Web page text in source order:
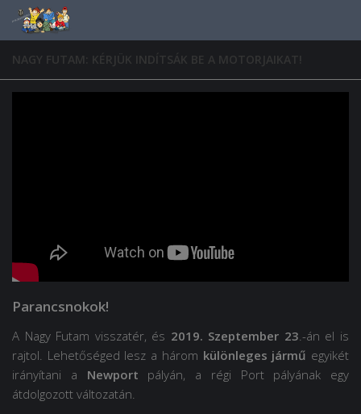
Skip to content
NAGY FUTAM: KÉRJÜK INDÍTSÁK BE A MOTORJAIKAT!
Parancsnokok!
A Nagy Futam visszatér, és 2019. Szeptember 23.-án el is
rajtol. Lehetőséged lesz a három különleges jármű egyikét
irányítani a Newport pályán, a régi Port pályának egy
átdolgozott változatán.